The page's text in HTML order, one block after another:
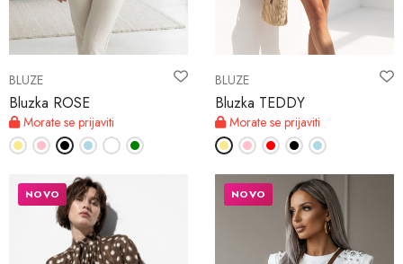
BLUZE
Bluzka ROSE
Morate se prijaviti
BLUZE
Bluzka TEDDY
Morate se prijaviti
NOVO NOVO